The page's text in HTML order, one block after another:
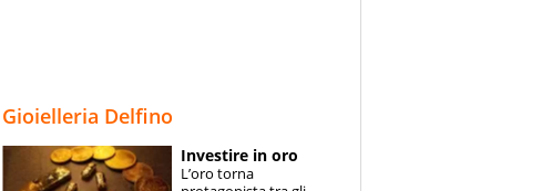
SPECIALI
Gioielleria Delfino
Investire in oro
L’oro torna